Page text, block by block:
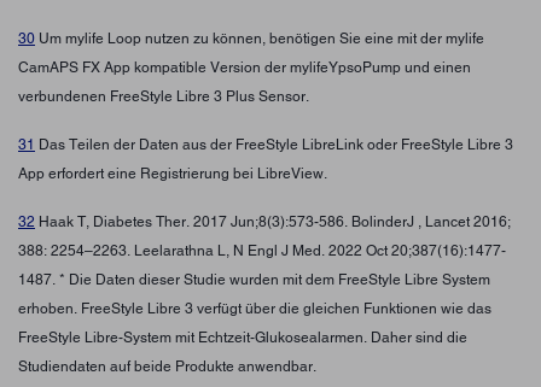
30 Um mylife Loop nutzen zu können, benötigen Sie eine mit der mylife
CamAPS FX App kompatible Version der mylifeYpsoPump und einen
verbundenen FreeStyle Libre 3 Plus Sensor.
31 Das Teilen der Daten aus der FreeStyle LibreLink oder FreeStyle Libre 3
App erfordert eine Registrierung bei LibreView.
32 Haak T, Diabetes Ther. 2017 Jun;8(3):573-586. BolinderJ , Lancet 2016;
388: 2254–2263. Leelarathna L, N Engl J Med. 2022 Oct 20;387(16):1477-
1487. * Die Daten dieser Studie wurden mit dem FreeStyle Libre System
erhoben. FreeStyle Libre 3 verfügt über die gleichen Funktionen wie das
FreeStyle Libre-System mit Echtzeit-Glukosealarmen. Daher sind die
Studiendaten auf beide Produkte anwendbar.